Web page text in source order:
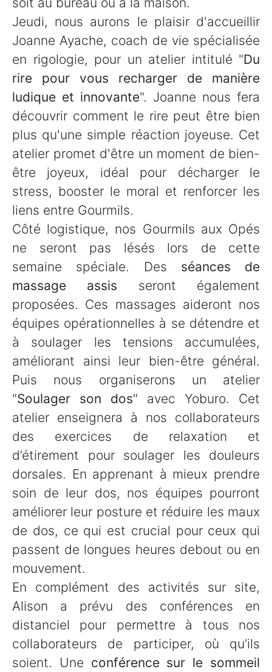
Jeudi, nous aurons le plaisir d'accueillir
Joanne Ayache, coach de vie spécialisée
en rigologie, pour un atelier intitulé "Du
rire pour vous recharger de manière
ludique et innovante". Joanne nous fera
découvrir comment le rire peut être bien
plus qu'une simple réaction joyeuse. Cet
atelier promet d'être un moment de bien-
être joyeux, idéal pour décharger le
stress, booster le moral et renforcer les
liens entre Gourmils.
Côté logistique, nos Gourmils aux Opés
ne seront pas lésés lors de cette
semaine spéciale. Des séances de
massage assis seront également
proposées. Ces massages aideront nos
équipes opérationnelles à se détendre et
à soulager les tensions accumulées,
améliorant ainsi leur bien-être général.
Puis nous organiserons un atelier
"Soulager son dos" avec Yoburo. Cet
atelier enseignera à nos collaborateurs
des exercices de relaxation et
d’étirement pour soulager les douleurs
dorsales. En apprenant à mieux prendre
soin de leur dos, nos équipes pourront
améliorer leur posture et réduire les maux
de dos, ce qui est crucial pour ceux qui
passent de longues heures debout ou en
mouvement.
En complément des activités sur site,
Alison a prévu des conférences en
distanciel pour permettre à tous nos
collaborateurs de participer, où qu’ils
soient. Une conférence sur le sommeil